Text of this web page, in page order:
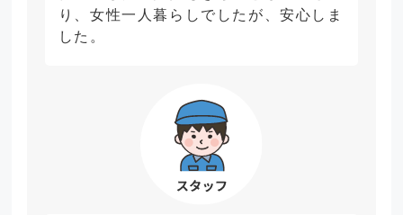
り、女性一人暮らしでしたが、安心しま
した。